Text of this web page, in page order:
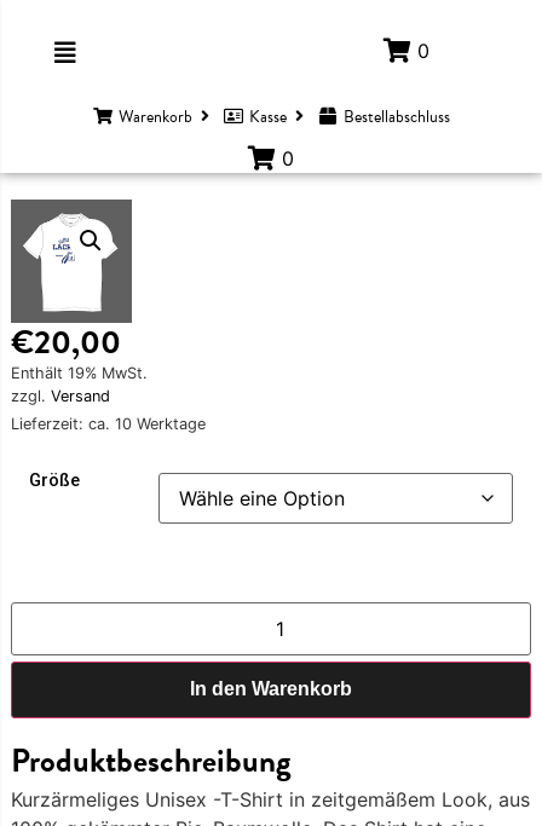
0
Warenkorb Kasse Bestellabschluss
0
€20,00
Enthält 19% MwSt.
zzgl. Versand
Lieferzeit: ca. 10 Werktage
Größe
In den Warenkorb
Produktbeschreibung
Kurzärmeliges Unisex -T-Shirt in zeitgemäßem Look, aus